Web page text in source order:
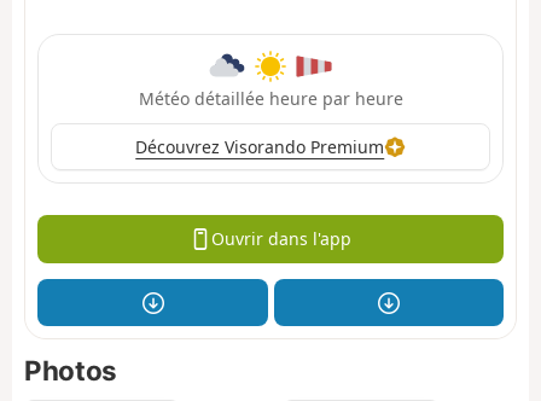
Météo détaillée heure par heure
Découvrez Visorando Premium
Ouvrir dans l'app
Photos